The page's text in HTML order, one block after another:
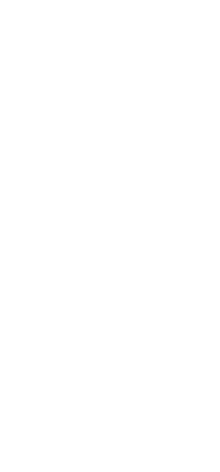
了承ください。
をご了承くださ
ようお願いしま
にご登録され
とをご了承くだ
ず変更すること
下、フタル酸ジブチ
はありません。
品に未対応品が
年1月12日よ
) : 1000ppm、
、
ない年数を意
可)を取得する
要な手段を講じ
これらの製造装
通知します。
、取り引きをい
ムロン制御